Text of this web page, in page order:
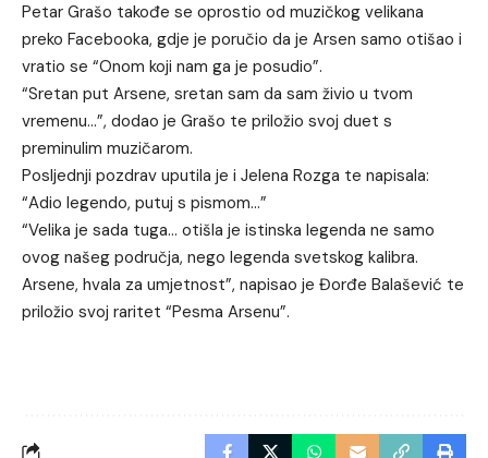
Petar Grašo takođe se oprostio od muzičkog velikana
preko Facebooka, gdje je poručio da je Arsen samo otišao i
vratio se “Onom koji nam ga je posudio”.
“Sretan put Arsene, sretan sam da sam živio u tvom
vremenu…”, dodao je Grašo te priložio svoj duet s
preminulim muzičarom.
Posljednji pozdrav uputila je i Jelena Rozga te napisala:
“Adio legendo, putuj s pismom…”
“Velika je sada tuga… otišla je istinska legenda ne samo
ovog našeg područja, nego legenda svetskog kalibra.
Arsene, hvala za umjetnost”, napisao je Đorđe Balašević te
priložio svoj raritet “Pesma Arsenu”.